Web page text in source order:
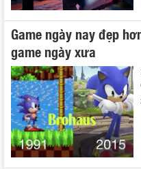
Game ngày nay đẹp
game ngày xưa